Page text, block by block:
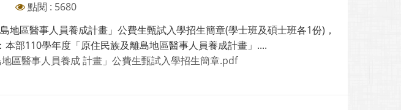
點閱 : 5680
地區醫事人員養成計畫」公費生甄試入學招生簡章(學士班及碩士班各1份)，
部110學年度「原住民族及離島地區醫事人員養成計畫」....
區醫事人員養成 計畫」公費生甄試入學招生簡章.pdf